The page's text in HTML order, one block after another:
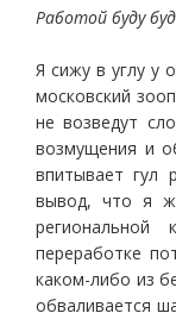
Работой буду
Я сижу в углу у
московский
не возведут
возмущения и
впитывает гул
вывод, что я
региональной
переработке
каком-либо из
обваливается